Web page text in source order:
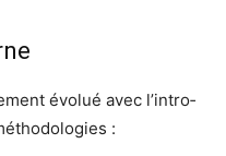
évo­lué avec l’in­tro­
: